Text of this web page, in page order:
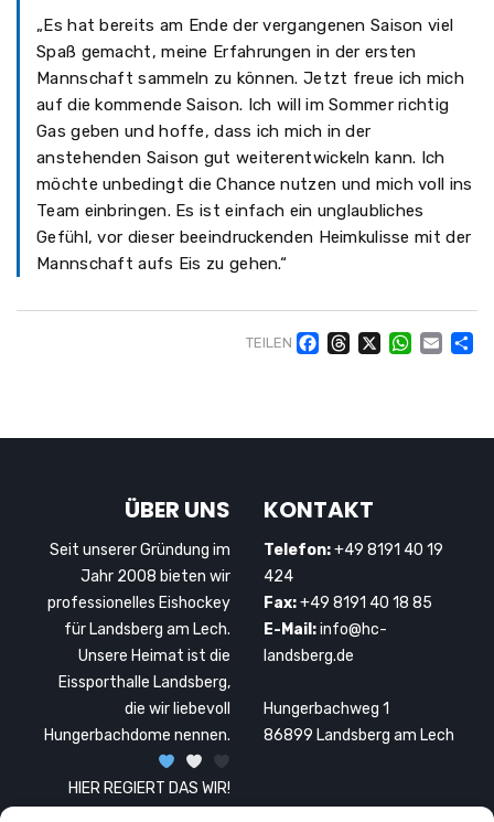
„Es hat bereits am Ende der vergangenen Saison viel
Spaß gemacht, meine Erfahrungen in der ersten
Mannschaft sammeln zu können. Jetzt freue ich mich
auf die kommende Saison. Ich will im Sommer richtig
Gas geben und hoffe, dass ich mich in der
anstehenden Saison gut weiterentwickeln kann. Ich
möchte unbedingt die Chance nutzen und mich voll ins
Team einbringen. Es ist einfach ein unglaubliches
Gefühl, vor dieser beeindruckenden Heimkulisse mit der
Mannschaft aufs Eis zu gehen.“
TEILEN
Facebook
Threads
X WhatsApp
Email
ÜBER UNS
Seit unserer Gründung im
Jahr 2008 bieten wir
professionelles Eishockey
für Landsberg am Lech.
Unsere Heimat ist die
Eissporthalle Landsberg,
die wir liebevoll
Hungerbachdome nennen.
HIER REGIERT DAS WIR!
KONTAKT
Telefon:+49 8191 40 19
424
Fax:+49 8191 40 18 85
E-Mail:info@hc-
landsberg.de
Hungerbachweg 1
86899 Landsberg am Lech